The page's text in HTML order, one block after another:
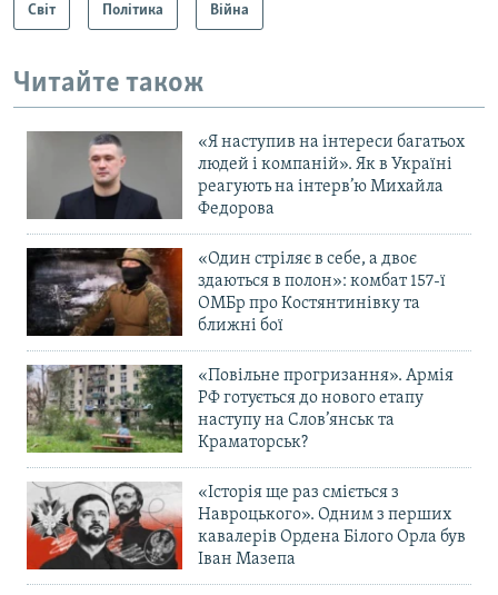
Світ Політика Війна
Читайте також
«Я наступив на інтереси багатьох
людей і компаній». Як в Україні
реагують на інтерв’ю Михайла
Федорова
«Один стріляє в себе, а двоє
здаються в полон»: комбат 157-ї
ОМБр про Костянтинівку та
ближні бої
«Повільне прогризання». Армія
РФ готується до нового етапу
наступу на Слов’янськ та
Краматорськ?
«Історія ще раз сміється з
Навроцького». Одним з перших
кавалерів Ордена Білого Орла був
Іван Мазепа